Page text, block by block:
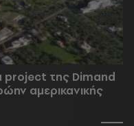
project της Dimand
αμερικανικής